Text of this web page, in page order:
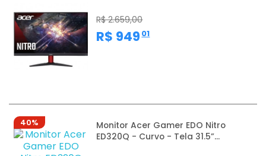
R$ 2.659,00
R$ 949 ,01
40%
Monitor Acer Gamer EDO Nitro
ED320Q - Curvo - Tela 31.5”...